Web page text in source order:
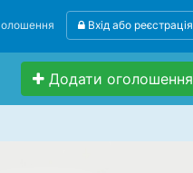
Вхід або реєстрація
Додати оголошення